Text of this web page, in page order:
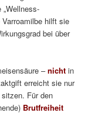
hilft sie
bei über
–nicht in
erreicht sie nur
Für den
Brutfreiheit